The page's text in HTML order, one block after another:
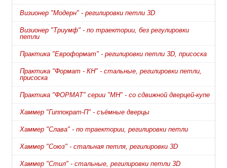
Визионер "Модерн" - регилировки петли 3D
Визионер "Триумф" - по траектории, без регулировки
петли
Практика "Евроформат" - регилировки петли 3D, присоска
Практика "Формат - КН" - стальные, регилировки петли,
присоска
Практика "ФОРМАТ" серии "МН" - со сдвижной дверцей-купе
Хаммер "Гиппократ-П" - съёмные дверцы
Хаммер "Слава" - по траектории, регилировки петли
Хаммер "Союз" - стальная петля, регилировки 3D
Хаммер "Стил" - стальные, регилировки петли 3D